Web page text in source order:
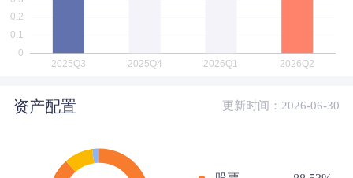
资产配置 更新时间：2026-06-30